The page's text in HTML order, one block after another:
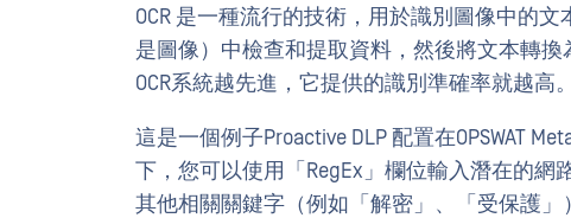
OCR 是一種流行的技術，用於識別圖像中的
是圖像）中檢查和提取資料，然後將文本轉
OCR系統越先進，它提供的識別準確率就越高。
這是一個例子Proactive DLP 配置在OPSWAT
下，您可以使用「RegEx」欄位輸入潛在的
其他相關關鍵字（例如「解密」、「受保護」